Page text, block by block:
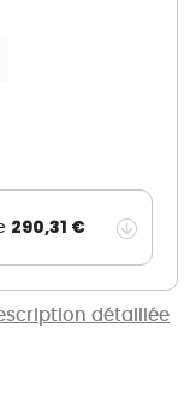
détaillée
290,31 €